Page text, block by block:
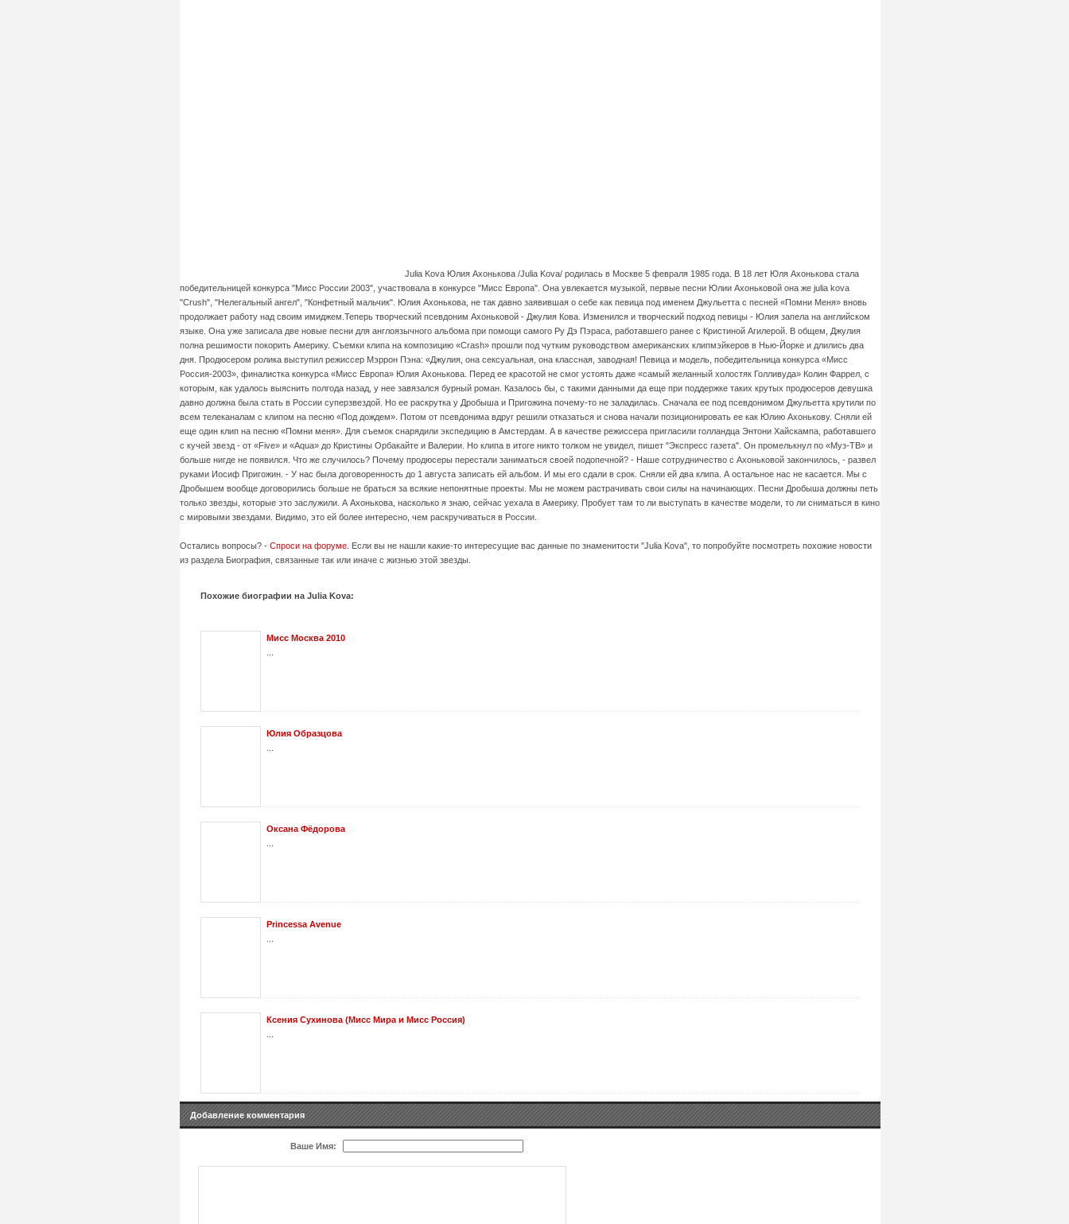
Julia Kova Юлия Ахонькова /Julia Kova/ родилась в Москве 5 февраля 1985 года. В 18 лет Юля Ахонькова стала
победительницей конкурса "Мисс России 2003", участвовала в конкурсе "Мисс Европа". Она увлекается музыкой, первые песни Юлии Ахоньковой она же julia kova
"Crush", "Нелегальный ангел", "Конфетный мальчик". Юлия Ахонькова, не так давно заявившая о себе как певица под именем Джульетта с песней «Помни Меня» вновь
продолжает работу над своим имиджем.Теперь творческий псевдоним Ахоньковой - Джулия Кова. Изменился и творческий подход певицы - Юлия запела на английском
языке. Она уже записала две новые песни для англоязычного альбома при помощи самого Ру Дэ Пэраса, работавшего ранее с Кристиной Агилерой. В общем, Джулия
полна решимости покорить Америку. Съемки клипа на композицию «Crash» прошли под чутким руководством американских клипмэйкеров в Нью-Йорке и длились два
дня. Продюсером ролика выступил режиссер Мэррон Пэна: «Джулия, она сексуальная, она классная, заводная! Певица и модель, победительница конкурса «Мисс
Россия-2003», финалистка конкурса «Мисс Европа» Юлия Ахонькова. Перед ее красотой не смог устоять даже «самый желанный холостяк Голливуда» Колин Фаррел, с
которым, как удалось выяснить полгода назад, у нее завязался бурный роман. Казалось бы, с такими данными да еще при поддержке таких крутых продюсеров девушка
давно должна была стать в России суперзвездой. Но ее раскрутка у Дробыша и Пригожина почему-то не заладилась. Сначала ее под псевдонимом Джульетта крутили по
всем телеканалам с клипом на песню «Под дождем». Потом от псевдонима вдруг решили отказаться и снова начали позиционировать ее как Юлию Ахонькову. Сняли ей
еще один клип на песню «Помни меня». Для съемок снарядили экспедицию в Амстердам. А в качестве режиссера пригласили голландца Энтони Хайскампа, работавшего
с кучей звезд - от «Five» и «Aqua» до Кристины Орбакайте и Валерии. Но клипа в итоге никто толком не увидел, пишет "Экспресс газета". Он промелькнул по «Муз-ТВ» и
больше нигде не появился. Что же случилось? Почему продюсеры перестали заниматься своей подопечной? - Наше сотрудничество с Ахоньковой закончилось, - развел
руками Иосиф Пригожин. - У нас была договоренность до 1 августа записать ей альбом. И мы его сдали в срок. Сняли ей два клипа. А остальное нас не касается. Мы с
Дробышем вообще договорились больше не браться за всякие непонятные проекты. Мы не можем растрачивать свои силы на начинающих. Песни Дробыша должны петь
только звезды, которые это заслужили. А Ахонькова, насколько я знаю, сейчас уехала в Америку. Пробует там то ли выступать в качестве модели, то ли сниматься в кино
с мировыми звездами. Видимо, это ей более интересно, чем раскручиваться в России.
Остались вопросы? - Спроси на форуме. Если вы не нашли какие-то интересущие вас данные по знаменитости "Julia Kova", то попробуйте посмотреть похожие новости
из раздела Биография, связанные так или иначе с жизнью этой звезды.
Похожие биографии на Julia Kova:
Мисс Москва 2010
Юлия Образцова
Оксана Фёдорова
Princessa Avenue
Ксения Сухинова (Мисс Мира и Мисс Россия)
Добавление комментария
Ваше Имя: